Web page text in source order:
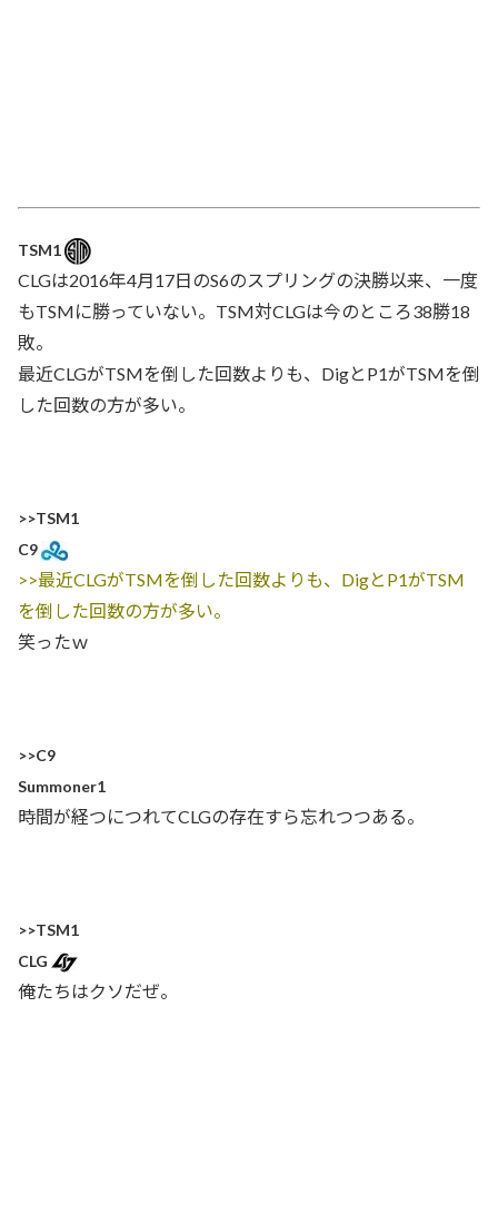
TSM1
CLGは2016年4月17日のS6のスプリングの決勝以来、一度
もTSMに勝っていない。TSM対CLGは今のところ38勝18
敗。
最近CLGがTSMを倒した回数よりも、DigとP1がTSMを倒
した回数の方が多い。
>>TSM1
C9
>>最近CLGがTSMを倒した回数よりも、DigとP1がTSM
を倒した回数の方が多い。
笑ったｗ
>>C9
Summoner1
時間が経つにつれてCLGの存在すら忘れつつある。
>>TSM1
CLG
俺たちはクソだぜ。